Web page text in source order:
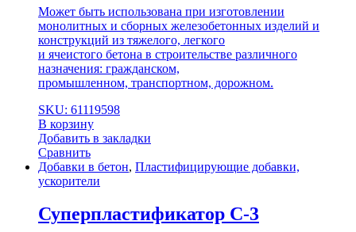
Может быть использована при изготовлении
монолитных и сборных железобетонных изделий и
конструкций из тяжелого, легкого
и ячеистого бетона в строительстве различного
назначения: гражданском,
промышленном, транспортном, дорожном.
SKU: 61119598
В корзину
Добавить в закладки
Сравнить
Добавки в бетон, Пластифицирующие добавки,
ускорители
Суперпластификатор С-3